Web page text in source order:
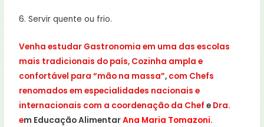
6. Servir quente ou frio.
Venha estudar Gastronomia em uma das escolas
mais tradicionais do país, Cozinha ampla e
confortável para “mão na massa”, com Chefs
renomados em especialidades nacionais e
internacionais com a coordenação da Chef e Dra.
em Educação AlimentarAna Maria Tomazoni.